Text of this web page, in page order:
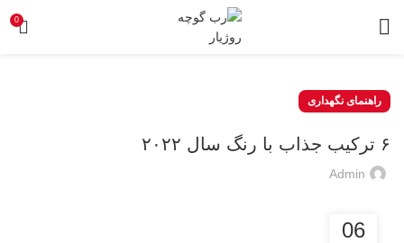
0
راهنمای نگهداری
۶ ترکیب جذاب با رنگ سال ۲۰۲۲
Admin
06